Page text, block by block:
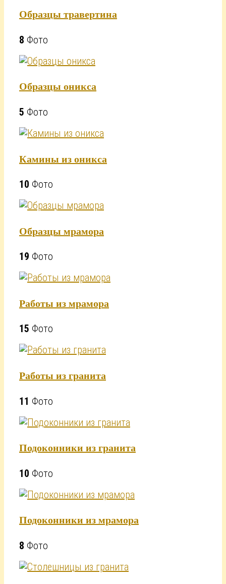
Образцы травертина
8 Фото
Образцы оникса
5 Фото
Камины из оникса
10 Фото
Образцы мрамора
19 Фото
Работы из мрамора
15 Фото
Работы из гранита
11 Фото
Подоконники из гранита
10 Фото
Подоконники из мрамора
8 Фото